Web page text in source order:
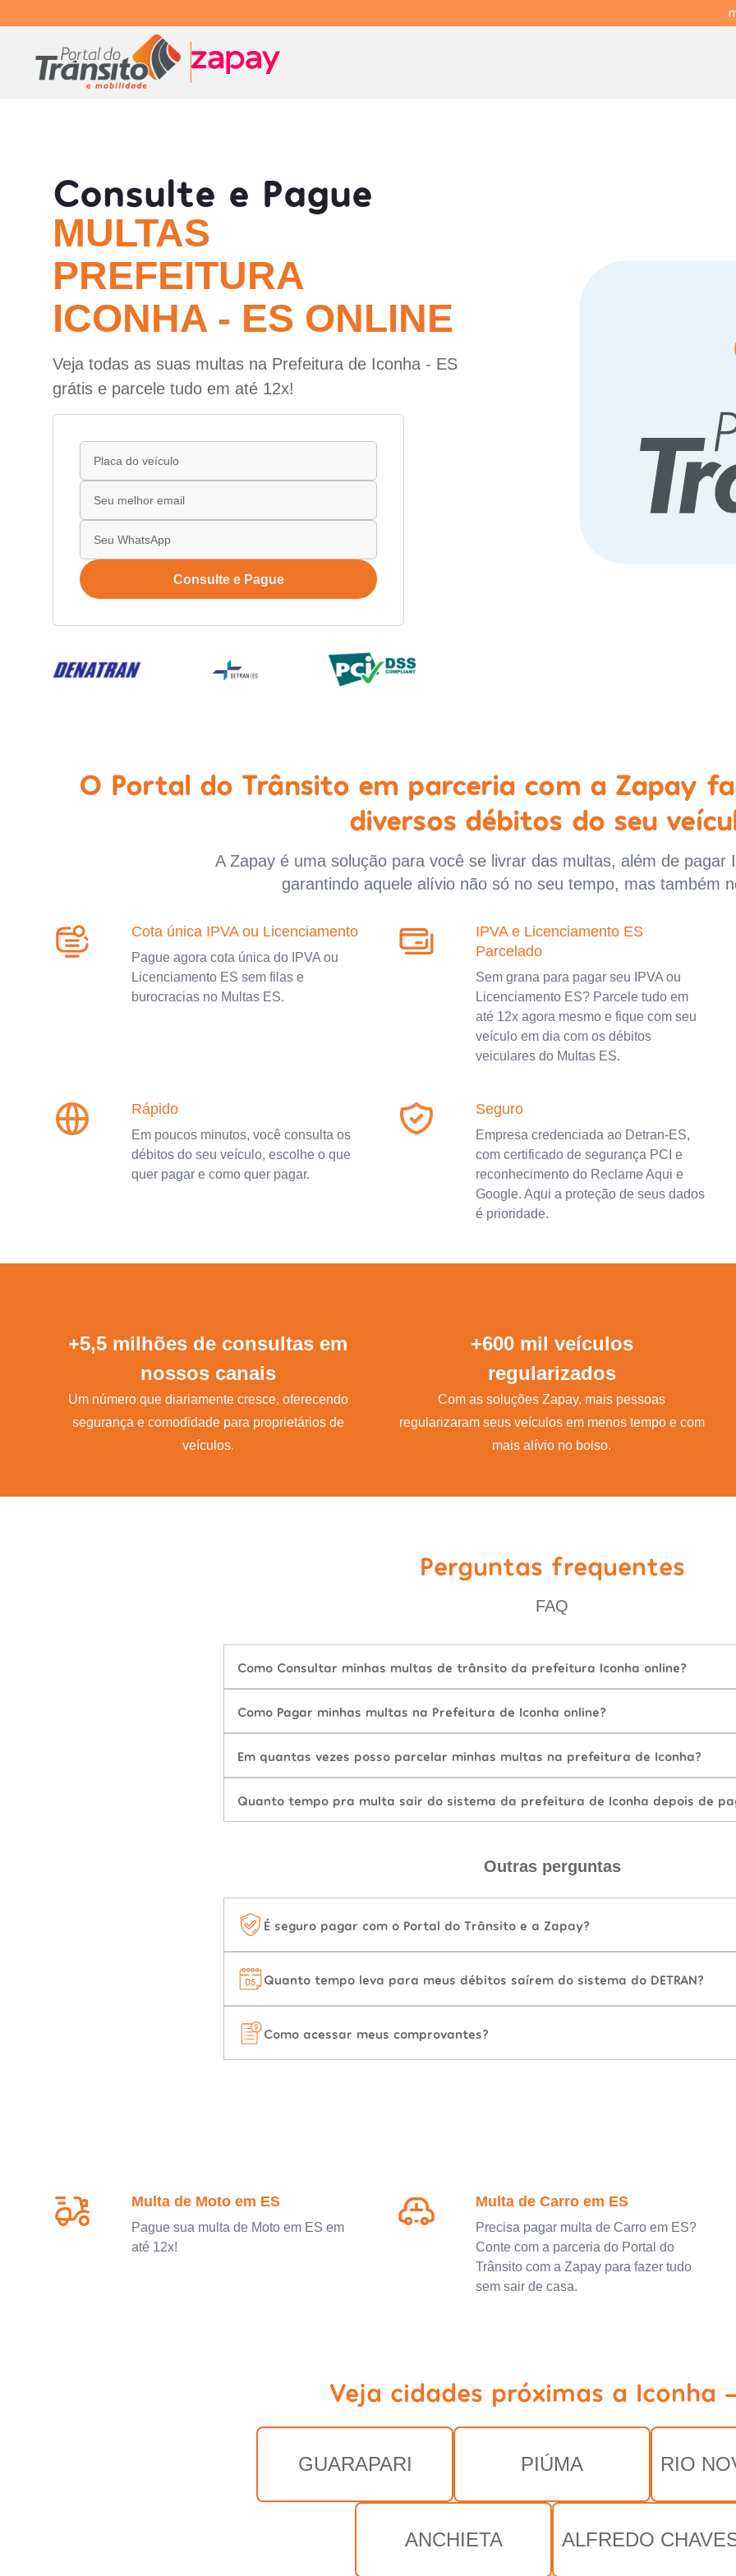
Consulte e Pague
MULTAS
PREFEITURA
ICONHA - ES ONLINE
Veja todas as suas multas na Prefeitura de Iconha - ES
grátis e parcele tudo em até 12x!
Consulte e Pague
O Portal do Trânsito em parceria com a Zapay
diversos débitos do seu
A Zapay é uma solução para você se livrar das multas, além de pagar
garantindo aquele alívio não só no seu tempo, mas também
Cota única IPVA ou Licenciamento
Pague agora cota única do IPVA ou
Licenciamento ES sem filas e
burocracias no Multas ES.
IPVA e Licenciamento ES
Parcelado
Sem grana para pagar seu IPVA ou
Licenciamento ES? Parcele tudo em
até 12x agora mesmo e fique com seu
veículo em dia com os débitos
veiculares do Multas ES.
Rápido
Em poucos minutos, você consulta os
débitos do seu veículo, escolhe o que
quer pagar e como quer pagar.
Seguro
Empresa credenciada ao Detran-ES,
com certificado de segurança PCI e
reconhecimento do Reclame Aqui e
Google. Aqui a proteção de seus dados
é prioridade.
+5,5 milhões de consultas em
nossos canais
Um número que diariamente cresce, oferecendo
segurança e comodidade para proprietários de
veículos.
+600 mil veículos
regularizados
Com as soluções Zapay, mais pessoas
regularizaram seus veículos em menos tempo e com
mais alívio no bolso.
Perguntas frequentes
FAQ
Como Consultar minhas multas de trânsito da prefeitura Iconha online?
Como Pagar minhas multas na Prefeitura de Iconha online?
Em quantas vezes posso parcelar minhas multas na prefeitura de Iconha?
Quanto tempo pra multa sair do sistema da prefeitura de Iconha depois de
Outras perguntas
É seguro pagar com o Portal do Trânsito e a Zapay?
Quanto tempo leva para meus débitos saírem do sistema do DETRAN?
Como acessar meus comprovantes?
Multa de Moto em ES
Pague sua multa de Moto em ES em
até 12x!
Multa de Carro em ES
Precisa pagar multa de Carro em ES?
Conte com a parceria do Portal do
Trânsito com a Zapay para fazer tudo
sem sair de casa.
Veja cidades próximas a Iconha
GUARAPARI PIÚMA RIO
ANCHIETA ALFREDO